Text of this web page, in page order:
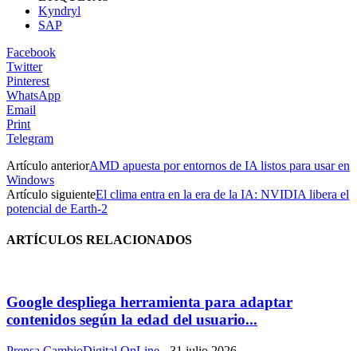
Kyndryl
SAP
Facebook
Twitter
Pinterest
WhatsApp
Email
Print
Telegram
Artículo anteriorAMD apuesta por entornos de IA listos para usar en
Windows
Artículo siguienteEl clima entra en la era de la IA: NVIDIA libera el
potencial de Earth-2
ARTÍCULOS RELACIONADOS
Google despliega herramienta para adaptar
contenidos según la edad del usuario...